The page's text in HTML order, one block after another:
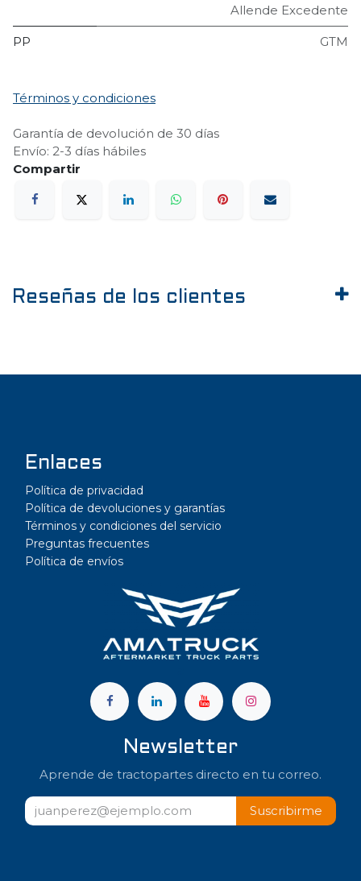
Allende Excedente
PP GTM
Términos y condiciones
Garantía de devolución de 30 días
Envío: 2-3 días hábiles
Reseñas de los clientes
Enlaces
Política de privacidad
Política de devoluciones y garantías
Términos y condiciones del servicio
Preguntas frecuentes
Política de envíos
Newsletter
Aprende de tractopartes directo en tu correo.
Suscribir​​me